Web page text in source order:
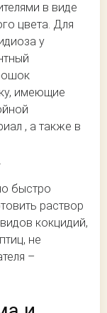
в виде
цвета. Для
у
имеющие
, а также в
быстро
раствор
кокцидий,
не
–